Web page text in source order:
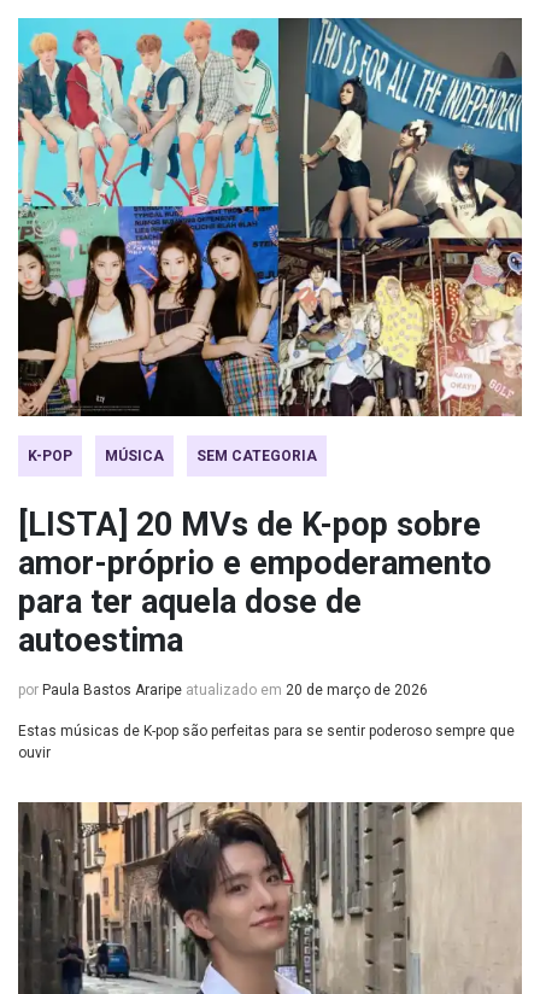
K-POP MÚSICA SEM CATEGORIA
[LISTA] 20 MVs de K-pop sobre
amor-próprio e empoderamento
para ter aquela dose de
autoestima
por Paula Bastos Araripe atualizado em 20 de março de 2026
Estas músicas de K-pop são perfeitas para se sentir poderoso sempre que
ouvir